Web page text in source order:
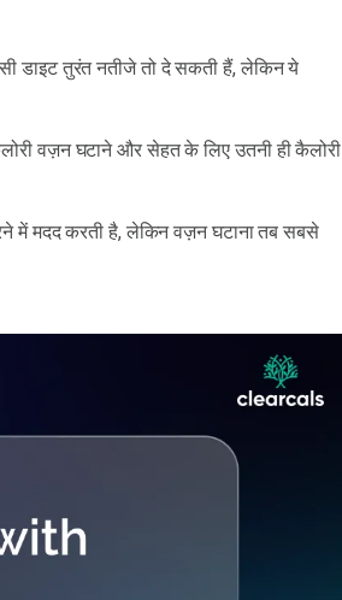
डाइट तुरंत नतीजे तो दे सकती हैं, लेकिन ये
वज़न घटाने और सेहत के लिए उतनी ही कैलोरी
में मदद करती है, लेकिन वज़न घटाना तब सबसे